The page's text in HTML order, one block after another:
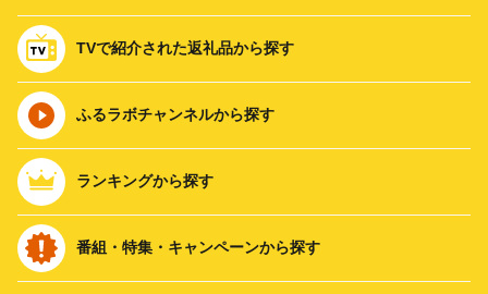
TVで紹介された返礼品から探す
ふるラボチャンネルから探す
ランキングから探す
番組・特集・キャンペーンから探す